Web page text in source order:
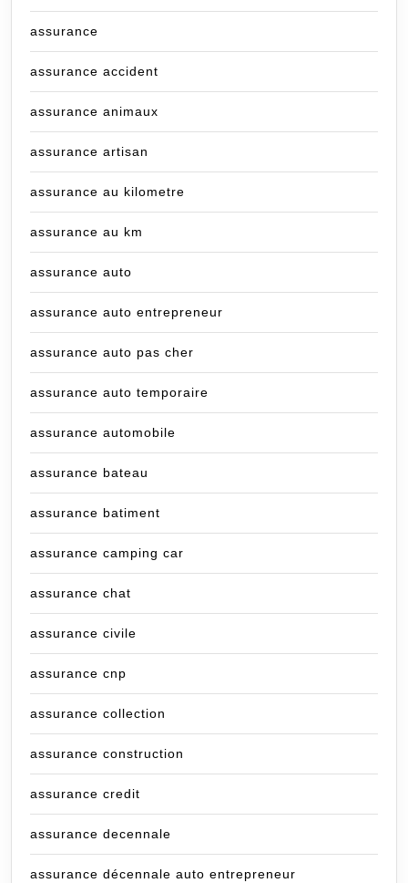
assurance
assurance accident
assurance animaux
assurance artisan
assurance au kilometre
assurance au km
assurance auto
assurance auto entrepreneur
assurance auto pas cher
assurance auto temporaire
assurance automobile
assurance bateau
assurance batiment
assurance camping car
assurance chat
assurance civile
assurance cnp
assurance collection
assurance construction
assurance credit
assurance decennale
assurance décennale auto entrepreneur